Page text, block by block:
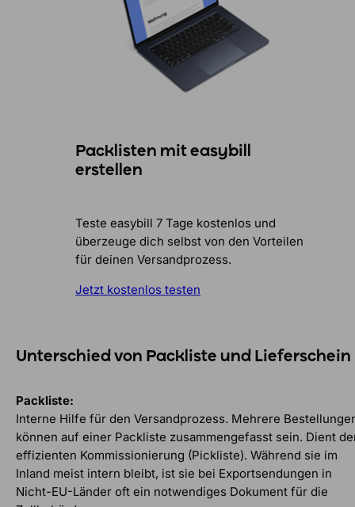
Packlisten mit easybill
erstellen
Teste easybill 7 Tage kostenlos und
überzeuge dich selbst von den Vorteilen
für deinen Versandprozess.
Jetzt kostenlos testen
Unterschied von Packliste und Lieferschein
Packliste:
Interne Hilfe für den Versandprozess. Mehrere
können auf einer Packliste zusammengefasst sein. Dient
effizienten Kommissionierung (Pickliste). Während sie im
Inland meist intern bleibt, ist sie bei Exportsendungen in
Nicht-EU-Länder oft ein notwendiges Dokument für die